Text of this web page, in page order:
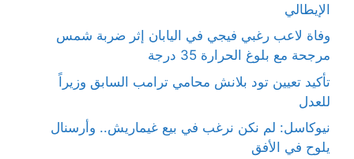
الإيطالي
وفاة لاعب رغبي فيجي في اليابان إثر ضربة شمس
مرجحة مع بلوغ الحرارة 35 درجة
تأكيد تعيين تود بلانش محامي ترامب السابق وزيراً
للعدل
نيوكاسل: لم نكن نرغب في بيع غيماريش.. وأرسنال
يلوح في الأفق